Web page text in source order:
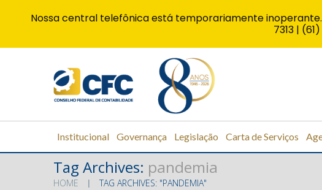
Institucional Governança Legislação Carta de Serviços
Tag Archives: pandemia
HOME TAG ARCHIVES: "PANDEMIA"
Nossa central telefônica está temporariamente
7313 |